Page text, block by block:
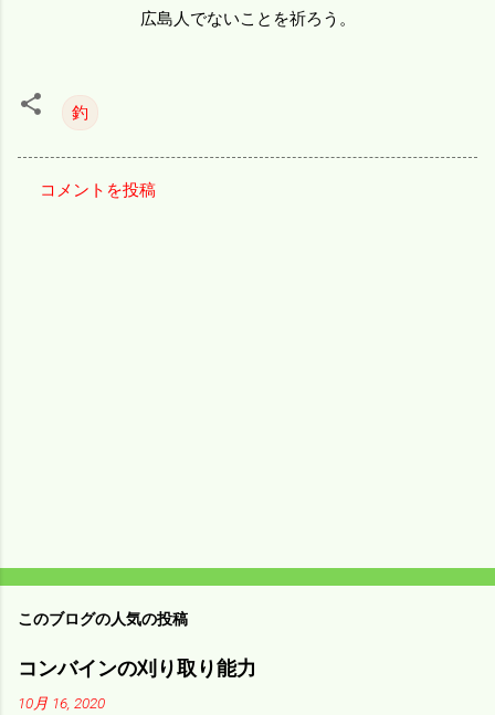
広島人でないことを祈ろう。
釣
コメントを投稿
このブログの人気の投稿
コンバインの刈り取り能力
10月 16, 2020